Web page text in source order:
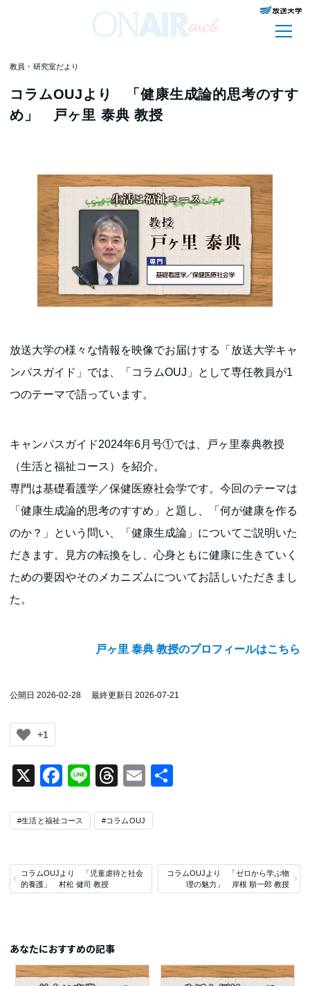
教員・研究室だより
コラムOUJより 「健康生成論的思考のすす
め」 戸ヶ里 泰典 教授
放送大学の様々な情報を映像でお届けする「放送大学キャ
ンパスガイド」では、「コラムOUJ」として専任教員が1
つのテーマで語っています。
キャンパスガイド2024年6月号①では、戸ヶ里泰典教授
（生活と福祉コース）を紹介。
専門は基礎看護学／保健医療社会学です。今回のテーマは
「健康生成論的思考のすすめ」と題し、「何が健康を作る
のか？」という問い、「健康生成論」についてご説明いた
だきます。見方の転換をし、心身ともに健康に生きていく
ための要因やそのメカニズムについてお話しいただきまし
た。
戸ヶ里 泰典 教授のプロフィールはこちら
公開日 2026-02-28 最終更新日 2026-07-21
+1
X Facebook
LineThreads
Email
#生活と福祉コース #コラムOUJ
コラムOUJより 「児童虐待と社会
的養護」 村松 健司 教授
コラムOUJより 「ゼロから学ぶ物
理の魅力」 岸根 順一郎 教授
あなたにおすすめの記事